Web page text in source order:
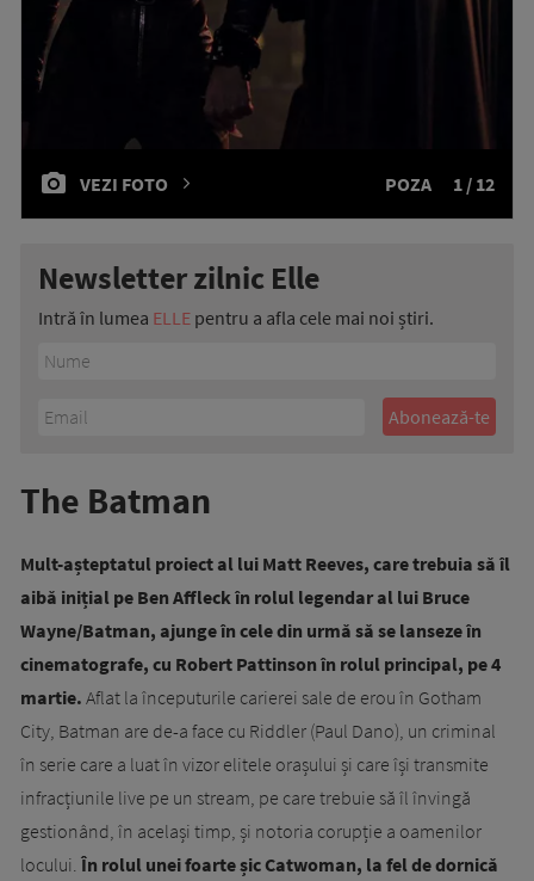
VEZI FOTO POZA 1 / 12
Newsletter zilnic Elle
Intră în lumea ELLE pentru a afla cele mai noi știri.
The Batman
Mult-așteptatul proiect al lui Matt Reeves, care trebuia să îl
aibă inițial pe Ben Affleck în rolul legendar al lui Bruce
Wayne/Batman, ajunge în cele din urmă să se lanseze în
cinematografe, cu Robert Pattinson în rolul principal, pe 4
martie. Aflat la începuturile carierei sale de erou în Gotham
City, Batman are de-a face cu Riddler (Paul Dano), un criminal
în serie care a luat în vizor elitele orașului și care își transmite
infracțiunile live pe un stream, pe care trebuie să îl învingă
gestionând, în același timp, și notoria corupție a oamenilor
locului. În rolul unei foarte șic Catwoman, la fel de dornică